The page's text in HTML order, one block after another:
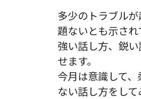
多少のトラブル
題ないとも示され
強い話し方、鋭
せます。
今月は意識して
ない話し方をして